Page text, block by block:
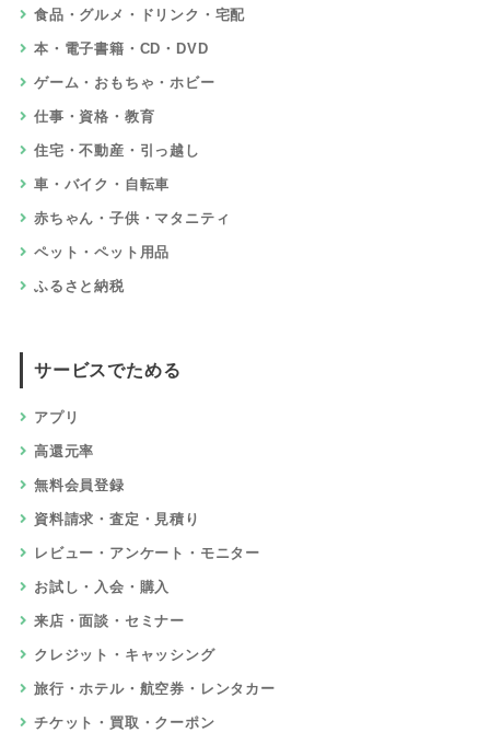
食品・グルメ・ドリンク・宅配
本・電子書籍・CD・DVD
ゲーム・おもちゃ・ホビー
仕事・資格・教育
住宅・不動産・引っ越し
車・バイク・自転車
赤ちゃん・子供・マタニティ
ペット・ペット用品
ふるさと納税
サービスでためる
アプリ
高還元率
無料会員登録
資料請求・査定・見積り
レビュー・アンケート・モニター
お試し・入会・購入
来店・面談・セミナー
クレジット・キャッシング
旅行・ホテル・航空券・レンタカー
チケット・買取・クーポン